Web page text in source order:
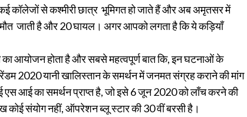
कॉलेजों से कश्मीरी छात्र भूमिगत हो जाते हैं और अब अमृतसर में
मौत जाती है और 20 घायल। अगर आपको लगता है कि ये कड़ियाँ
आयोजन होता है और सबसे महत्वपूर्ण बात कि, इन घटनाओं के
2020 यानी खालिस्तान के समर्थन में जनमत संग्रह कराने की मांग
आई का समर्थन प्राप्त है, जो इसे 6 जून 2020 को लॉंच करने की
कोई संयोग नहीं, ऑपरेशन ब्लू स्टार की 30 वीं बरसी है।